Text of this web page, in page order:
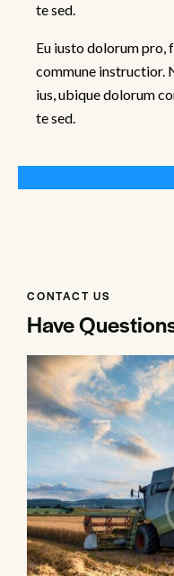
te sed.
Eu iusto dolorum pro,
commune instructior.
ius, ubique dolorum
te sed.
CONTACT US
Have